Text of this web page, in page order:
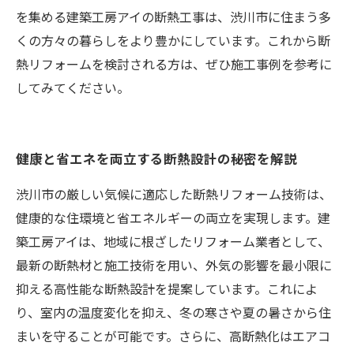
を集める建築工房アイの断熱工事は、渋川市に住まう多
くの方々の暮らしをより豊かにしています。これから断
熱リフォームを検討される方は、ぜひ施工事例を参考に
してみてください。
健康と省エネを両立する断熱設計の秘密を解説
渋川市の厳しい気候に適応した断熱リフォーム技術は、
健康的な住環境と省エネルギーの両立を実現します。建
築工房アイは、地域に根ざしたリフォーム業者として、
最新の断熱材と施工技術を用い、外気の影響を最小限に
抑える高性能な断熱設計を提案しています。これによ
り、室内の温度変化を抑え、冬の寒さや夏の暑さから住
まいを守ることが可能です。さらに、高断熱化はエアコ